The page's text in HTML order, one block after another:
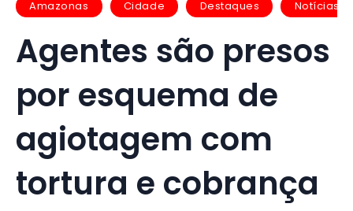
Amazonas Cidade Destaques Notícias
Agentes são presos
por esquema de
agiotagem com
tortura e cobrança